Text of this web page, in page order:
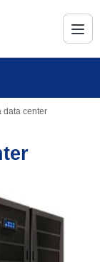
data center